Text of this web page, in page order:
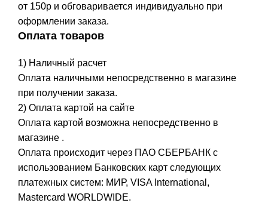
от 150р и обговаривается индивидуально при
оформлении заказа.
Оплата товаров
1) Наличный расчет
Оплата наличными непосредственно в магазине
при получении заказа.
2) Оплата картой на сайте
Оплата картой возможна непосредственно в
магазине .
Оплата происходит через ПАО СБЕРБАНК с
использованием Банковских карт следующих
платежных систем: МИР, VISA International,
Mastercard WORLDWIDE.